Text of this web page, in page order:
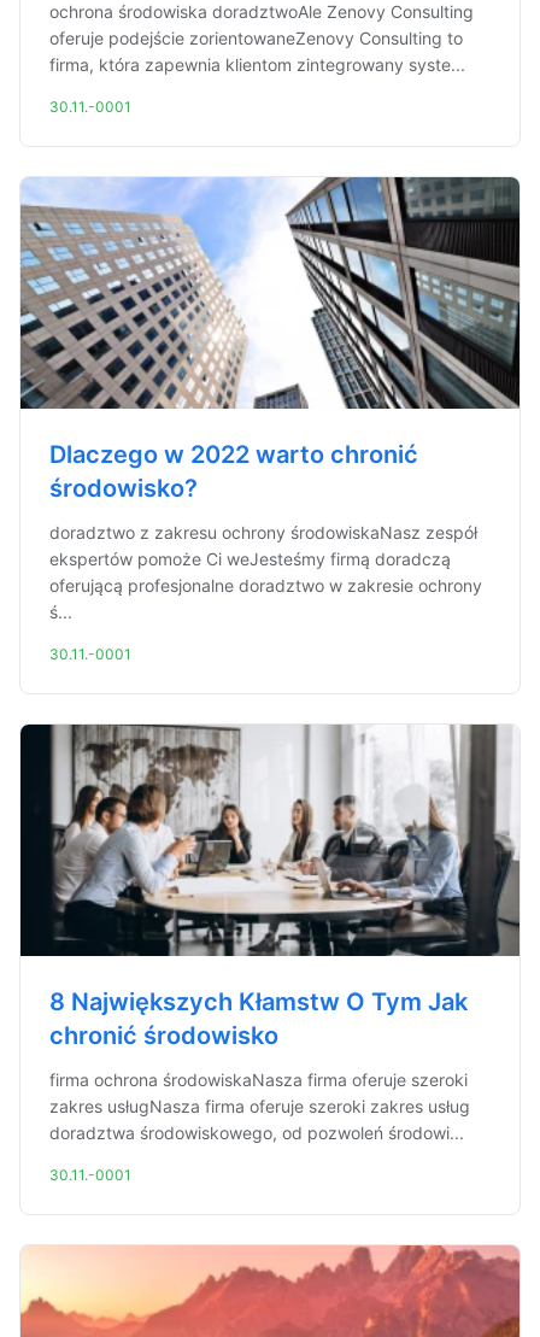
ochrona środowiska doradztwoAle Zenovy Consulting
oferuje podejście zorientowaneZenovy Consulting to
firma, która zapewnia klientom zintegrowany syste...
30.11.-0001
Dlaczego w 2022 warto chronić
środowisko?
doradztwo z zakresu ochrony środowiskaNasz zespół
ekspertów pomoże Ci weJesteśmy firmą doradczą
oferującą profesjonalne doradztwo w zakresie ochrony
ś...
30.11.-0001
8 Największych Kłamstw O Tym Jak
chronić środowisko
firma ochrona środowiskaNasza firma oferuje szeroki
zakres usługNasza firma oferuje szeroki zakres usług
doradztwa środowiskowego, od pozwoleń środowi...
30.11.-0001